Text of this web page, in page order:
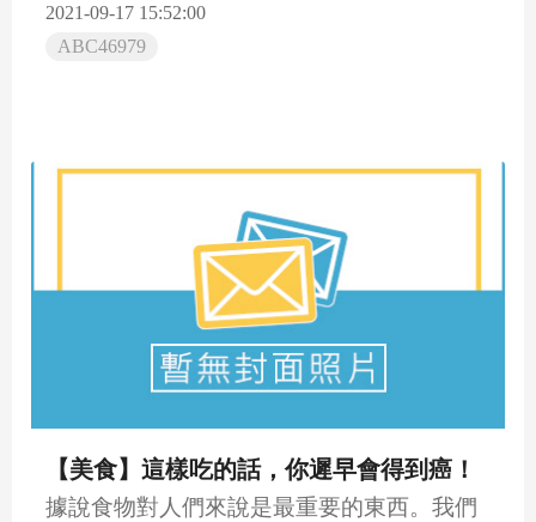
2021-09-17 15:52:00
ABC46979
【美食】這樣吃的話，你遲早會得到癌！
據說食物對人們來說是最重要的東西。我們